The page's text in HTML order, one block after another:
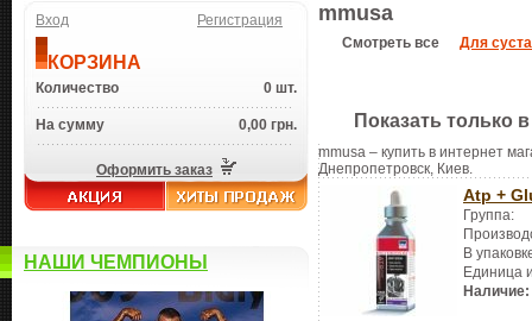
Вход Регистрация
КОРЗИНА
Количество 0 шт.
На сумму 0,00 грн.
Оформить заказ
НАШИ ЧЕМПИОНЫ
mmusa
Смотреть все Для
Показать только
mmusa – купить в интернет
Днепропетровск, Киев.
Atp +
Группа:
В
Единица
Наличие: